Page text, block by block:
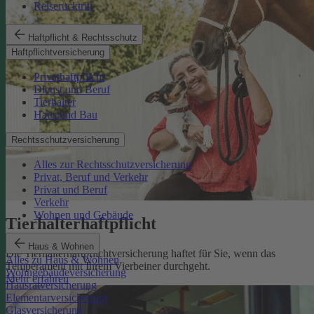
Reiserücktritt
Haftpflicht & Rechtsschutz
Haftpflichtversicherung
Privathaftpflicht
Dienst und Beruf
Tierhalter
Haus und Bau
Rechtsschutzversicherung
Alles zur Rechtsschutzversicherung
Privat, Beruf und Verkehr
Privat und Beruf
Verkehr
Wohnen und Gebäude
Haus & Wohnen
Alles zu Haus & Wohnen
Wohngebäudeversicherung
Hausratversicherung
Elementarversicherung
Glasversicherung
Tierhalterhaftpflicht
Die Tierhalterhaftpflichtversicherung haftet für Sie, wenn das
Temperament mit Ihrem Vierbeiner durchgeht.
Mehr erfahren